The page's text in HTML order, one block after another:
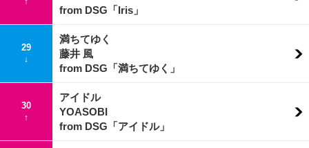
from DSG「Iris」
29
↓
満ちてゆく
藤井 風
from DSG「満ちてゆく」
30
↑
アイドル
YOASOBI
from DSG「アイドル」